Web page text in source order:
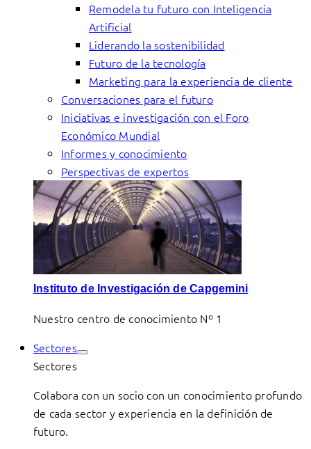
Remodela tu futuro con Inteligencia
Artificial
Liderando la sostenibilidad
Futuro de la tecnología
Marketing para la experiencia de cliente
Conversaciones para el futuro
Iniciativas e investigación con el Foro
Económico Mundial
Informes y conocimiento
Perspectivas de expertos
Instituto de Investigación de Capgemini
Nuestro centro de conocimiento Nº 1
Sectores
Sectores
Colabora con un socio con un conocimiento profundo
de cada sector y experiencia en la definición de
futuro.